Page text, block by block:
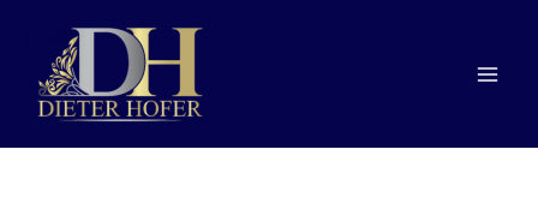
springen
Navigation
springen
springen